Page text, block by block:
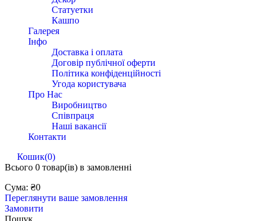
Статуетки
Кашпо
Галерея
Інфо
Доставка і оплата
Договір публічної оферти
Політика конфіденційності
Угода користувача
Про Нас
Виробництво
Співпраця
Наші вакансії
Контакти
Кошик(0)
Всього 0 товар(ів) в замовленні
Сума: ₴0
Переглянути ваше замовлення
Замовити
Пошук